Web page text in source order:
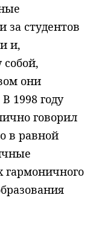
за студентов
и,
они
1998 году
говорил
в равной
гармоничного